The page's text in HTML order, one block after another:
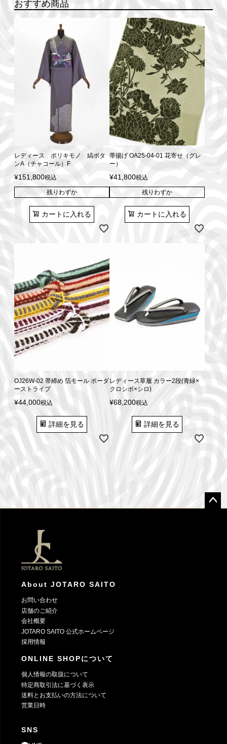
おすすめ商品
レディース ポリキモノ 縞ボタ
ンA（チャコール）F
¥151,800税込
残りわずか
カートに入れる
帯揚げ OA25-04-01 花寄せ（グレ
ー）
¥41,800税込
残りわずか
カートに入れる
OJ26W-02 帯締め 箔モール ボーダ
ーストライプ
¥44,000税込
詳細を見る
レディース草履 カラー2段(青緑×
クロシボ×シロ)
¥68,200税込
詳細を見る
About JOTARO SAITO
お問い合わせ
店舗のご紹介
会社概要
JOTARO SAITO 公式ホームページ
採用情報
ONLINE SHOPについて
個人情報の取扱について
特定商取引法に基づく表示
送料とお支払いの方法について
営業日時
SNS